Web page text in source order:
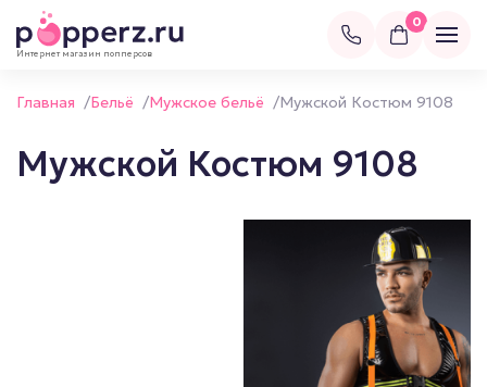
Интернет магазин попперсов
0
Главная /Бельё /Мужское бельё /Мужской Костюм 9108
Мужской Костюм 9108